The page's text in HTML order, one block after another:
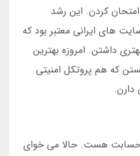
کردن. این رشد
های ایرانی معتبر بود که
داشتن. امروزه بهترین
که هم پروتکل امنیتی
دارن.
تو حسابت هست. حالا می خوای